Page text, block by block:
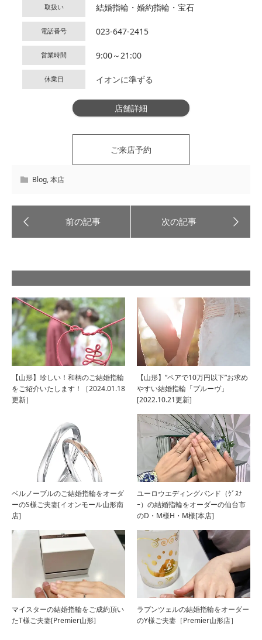
取扱い 結婚指輪・婚約指輪・宝石
電話番号 023-647-2415
営業時間 9:00～21:00
休業日 イオンに準ずる
店舗詳細
ご来店予約
Blog,本店
【山形】珍しい！和柄のご結婚指輪
をご紹介いたします！［2024.01.18
更新］
【山形】”ペアで10万円以下”お求め
やすい結婚指輪「プルーヴ」
[2022.10.21更新]
ベルノーブルのご結婚指輪をオーダ
ーのS様ご夫妻[イオンモール山形南
店]
ユーロウエディングバンド（ｹﾞｽﾅ
ｰ）の結婚指輪をオーダーの仙台市
のD・M様H・M様[本店]
マイスターの結婚指輪をご成約頂い
たT様ご夫妻[Premier山形]
ラプンツェルの結婚指輪をオーダー
のY様ご夫妻［Premier山形店］